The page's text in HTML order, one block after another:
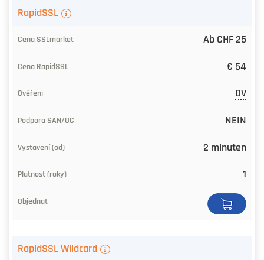
SSL/TLS-
bei
bei
RapidSSL
Validierung
RapidSSL
Ab CHF 25
€ 54
DV
NEIN
2 minuten
1
RapidSSL Wildcard